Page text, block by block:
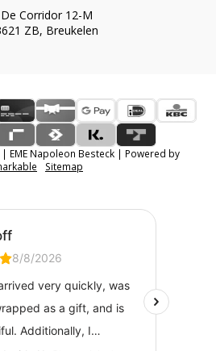
De Corridor 12-M
ZB, Breukelen
EME Napoleon Besteck | Powered by
Sitemap